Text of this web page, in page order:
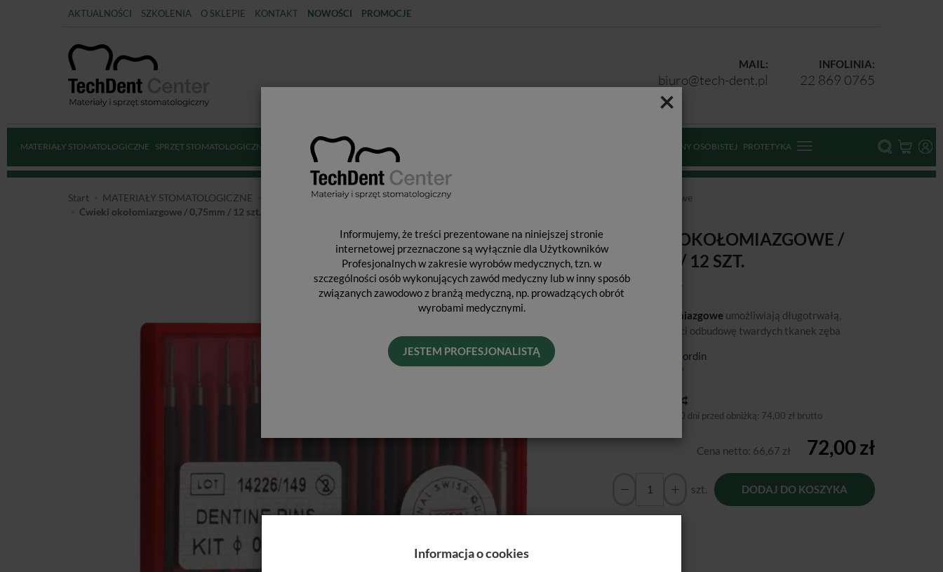
×
Informujemy, że treści prezentowane na niniejszej stronie
internetowej przeznaczone są wyłącznie dla Użytkowników
Profesjonalnych w zakresie wyrobów medycznych, tzn. w
szczególności osób wykonujących zawód medyczny lub w inny sposób
związanych zawodowo z branżą medyczną, np. prowadzących obrót
wyrobami medycznymi.
JESTEM PROFESJONALISTĄ
AKTUALNOŚCI SZKOLENIA O SKLEPIE KONTAKT NOWOŚCI PROMOCJE
INFOLINIA:
22 869 0765
MAIL:
biuro@tech-dent.pl
MATERIAŁY STOMATOLOGICZNE SPRZĘT STOMATOLOGICZNY DEZYNFEKCJA STERYLIZACJA ŚRODKI OCHRONY OSOBISTEJ PROTETYKA
Start MATERIAŁY STOMATOLOGICZNE WKŁADY KORONOWO-KORZENIOWE i ĆWIEKI OKOŁOMIAZGOWE
Ćwieki okołomiazgowe
Ćwieki okołomiazgowe / 0,75mm / 12 szt.
ĆWIEKI OKOŁOMIAZGOWE /
0,75MM / 12 SZT.
Ćwieki okołomiazgowe umożliwiają długotrwałą,
wysokiej jakości odbudowę twardych tkanek zęba
H.Nordin
Najniższa cena 30 dni przed obniżką: 74,00 zł brutto
Cena netto: 66,67 zł 72,00 zł
szt. DODAJ DO KOSZYKA
Informacja o cookies